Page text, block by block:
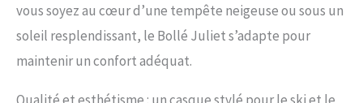
vous soyez au cœur d’une tempête neigeuse ou sous un
soleil resplendissant, le Bollé Juliet s’adapte pour
maintenir un confort adéquat.